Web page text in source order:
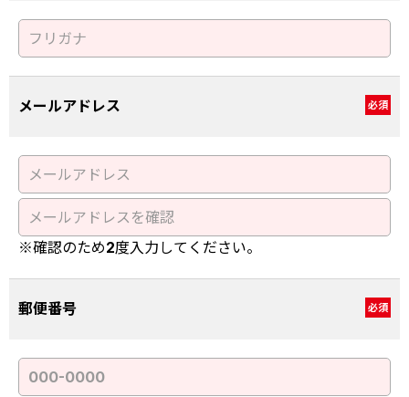
メールアドレス 必須
※確認のため2度入力してください。
郵便番号 必須